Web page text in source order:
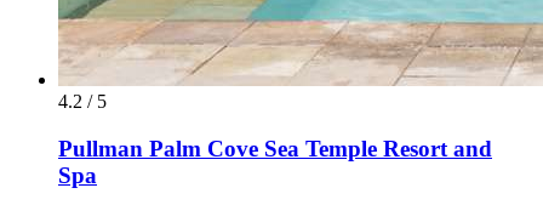
4.2 / 5
Pullman Palm Cove Sea Temple Resort and
Spa